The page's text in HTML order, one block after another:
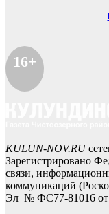
16+
KULUN-NOV.RU
Зарегистрировано
связи,
коммуникаций
Эл № ФС77-81016 от